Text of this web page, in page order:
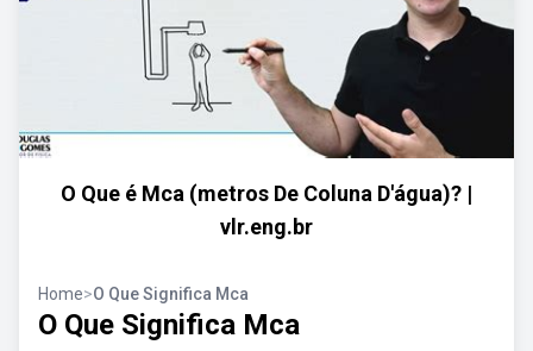
O Que é Mca (metros De Coluna D'água)? |
vlr.eng.br
Home>O Que Significa Mca
O Que Significa Mca